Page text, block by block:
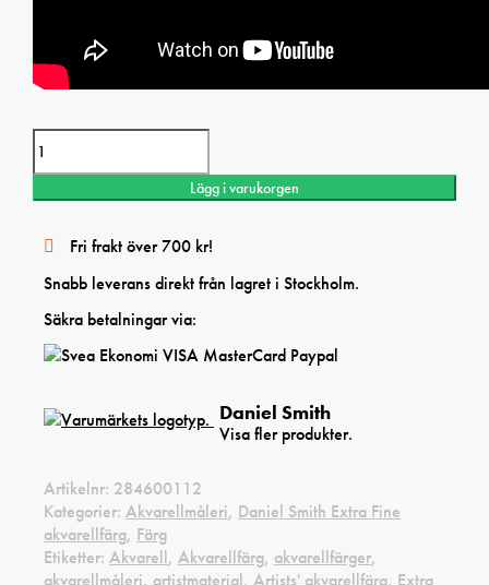
Lägg i varukorgen
Fri frakt över 700 kr!
Snabb leverans direkt från lagret i Stockholm.
Säkra betalningar via:
Daniel Smith
Visa fler produkter.
Artikelnr: 284600112
Kategorier: Akvarellmåleri, Daniel Smith Extra Fine
akvarellfärg, Färg
Etiketter: Akvarell, Akvarellfärg, akvarellfärger,
akvarellmåleri, artistmaterial, Artists' akvarellfärg, Extra